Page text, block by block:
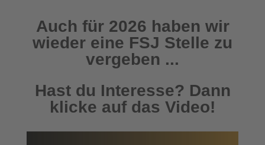
Auch für 2026 haben wir
wieder eine FSJ Stelle zu
vergeben ...
Hast du Interesse? Dann
klicke auf das Video!